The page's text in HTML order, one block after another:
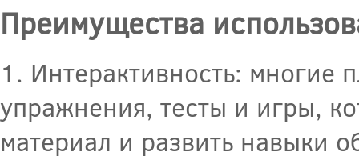
Преимущества
1. Интерактивность: многие
упражнения, тесты и игры,
материал и развить навыки